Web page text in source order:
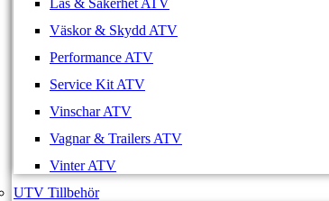
Väskor & Skydd ATV
Performance ATV
Service Kit ATV
Vinschar ATV
Vagnar & Trailers ATV
Vinter ATV
UTV Tillbehör